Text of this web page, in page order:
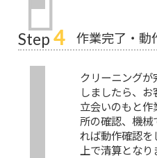
Step 4 作業完了・動
クリーニングが
しましたら、お
立会いのもと作
所の確認、機械
れば動作確認を
上で清算となり